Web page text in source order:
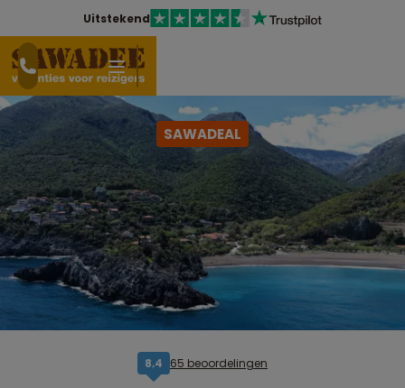
Uitstekend
SAWADEAL
8,4 65 beoordelingen